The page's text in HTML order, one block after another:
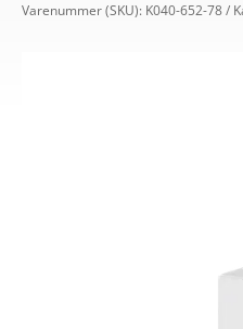
Varenummer (SKU): K040-652-78